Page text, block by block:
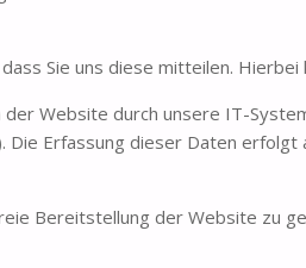
Sie uns diese mitteilen.
Website durch unsere IT-
Erfassung dieser Daten
Bereitstellung der Website zu